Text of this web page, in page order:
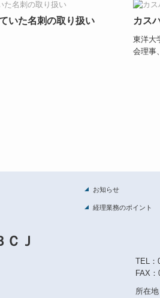
いた名刺の取り扱い カス
東洋大
会理事
お知らせ
経理業務のポイント
TEL：
FAX
所在